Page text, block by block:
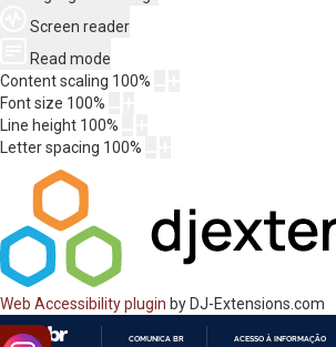
Screen reader
Read mode
Content scaling 100%
Font size 100%
Line height 100%
Letter spacing 100%
Web Accessibility plugin by DJ-Extensions.com
COMUNICA BR ACESSO À INFORMAÇÃO